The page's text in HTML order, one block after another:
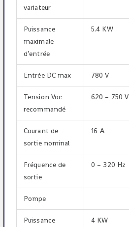
variateur
Puissance
maximale
d’entrée
5.4 KW
Entrée DC max 780 V
Tension Voc
recommandé
620 – 750 V
Courant de
sortie nominal
16 A
Fréquence de
sortie
0 – 320 Hz
Pompe
Puissance
4 KW